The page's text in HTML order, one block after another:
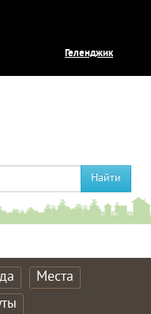
Геленджик
Найти
Места